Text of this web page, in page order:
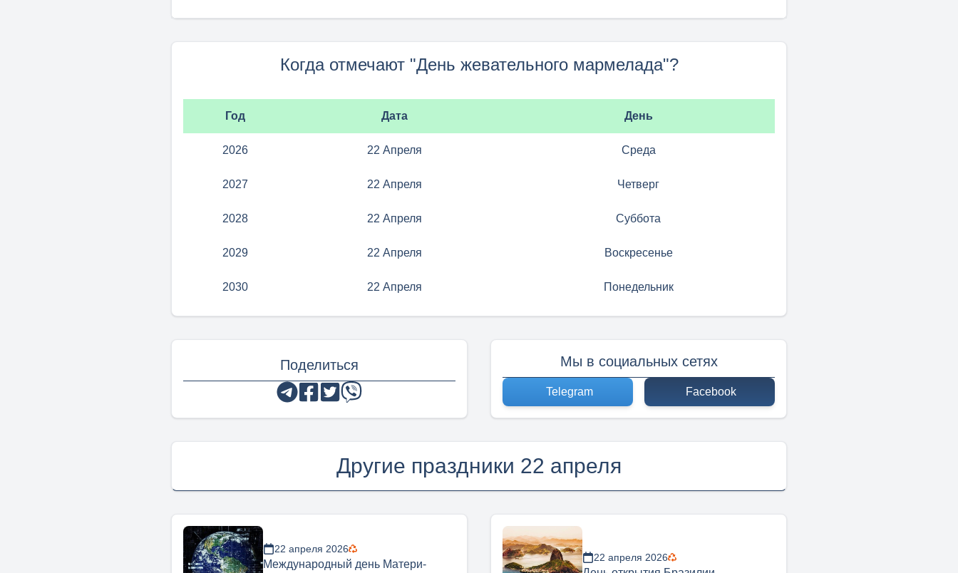
Когда отмечают "День жевательного мармелада"?
Год Дата День
2026 22 Апреля Среда
2027 22 Апреля Четверг
2028 22 Апреля Суббота
2029 22 Апреля Воскресенье
2030 22 Апреля Понедельник
Поделиться Мы в социальных сетях
Telegram Facebook
Другие праздники 22 апреля
22 апреля 2026
Международный день Матери-
22 апреля 2026